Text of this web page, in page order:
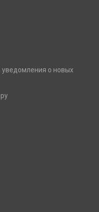
уведомления о новых